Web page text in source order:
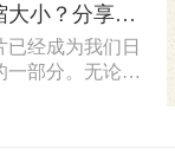
证照片质量，
能。本文将介绍
费照片压缩方
图片怎么免费压缩大小？分享三种高效压缩方法！
经成为我们日
一部分。无论是
的建设，还是
的使用频率都